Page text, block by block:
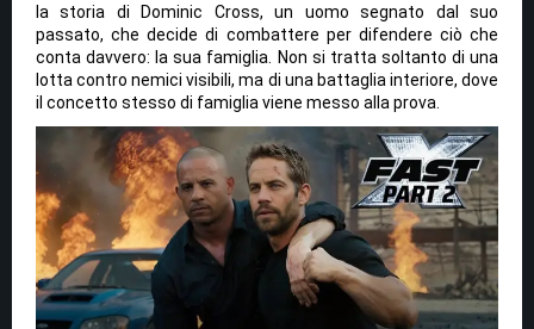
la storia di Dominic Cross, un uomo segnato dal suo
passato, che decide di combattere per difendere ciò che
conta davvero: la sua famiglia. Non si tratta soltanto di una
lotta contro nemici visibili, ma di una battaglia interiore, dove
il concetto stesso di famiglia viene messo alla prova.